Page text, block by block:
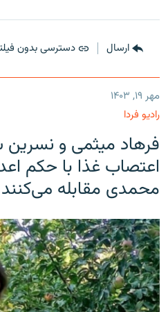
ارسال دسترسی بدون
مهر ۱۹, ۱۴۰۳
رادیو فردا
فرهاد میثمی و نسرین
اعتصاب غذا با حکم
محمدی مقابله می‌کنند